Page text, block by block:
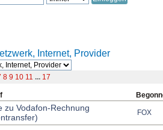
Internet, Provider
8 9 10 11 ... 17
zu Vodafon-Rechnung
FOX